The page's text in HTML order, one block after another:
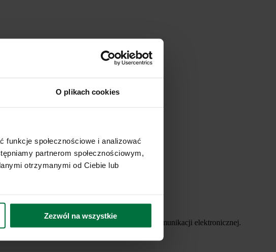
O plikach cookies
społecznościowe i analizować
partnerom społecznościowym,
otrzymanymi od Ciebie lub
Zezwól na wszystkie
oferowanych usług, za pomocą środków komunikacji elektronicznej.